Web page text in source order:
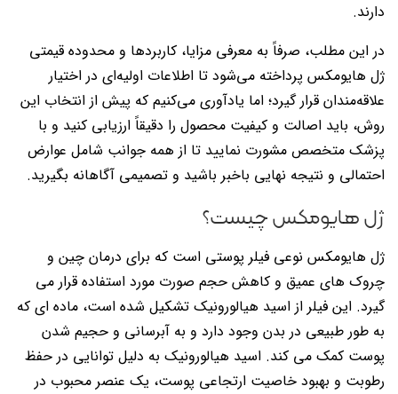
دارند.
در این مطلب، صرفاً به معرفی مزایا، کاربردها و محدوده قیمتی
ژل هایومکس پرداخته می‌شود تا اطلاعات اولیه‌ای در اختیار
علاقه‌مندان قرار گیرد؛ اما یادآوری می‌کنیم که پیش از انتخاب این
روش، باید اصالت و کیفیت محصول را دقیقاً ارزیابی کنید و با
پزشک متخصص مشورت نمایید تا از همه جوانب شامل عوارض
احتمالی و نتیجه نهایی باخبر باشید و تصمیمی آگاهانه بگیرید.
ژل هایومکس چیست؟
ژل هایومکس نوعی فیلر پوستی است که برای درمان چین و
چروک های عمیق و کاهش حجم صورت مورد استفاده قرار می
گیرد. این فیلر از اسید هیالورونیک تشکیل شده است، ماده ای که
به طور طبیعی در بدن وجود دارد و به آبرسانی و حجیم شدن
پوست کمک می کند. اسید هیالورونیک به دلیل توانایی در حفظ
رطوبت و بهبود خاصیت ارتجاعی پوست، یک عنصر محبوب در